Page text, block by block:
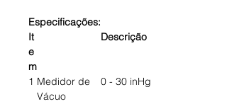
Especificações:
It
e
m
Descrição
1 Medidor de
Vácuo
0 - 30 inHg